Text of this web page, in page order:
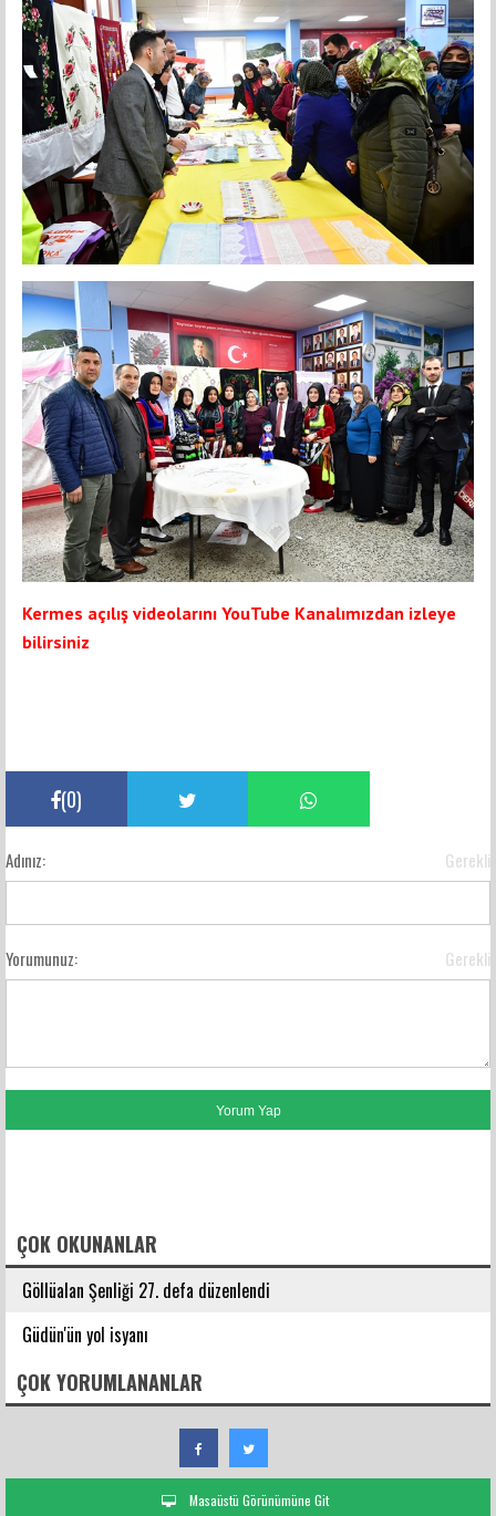
Kermes açılış videolarını YouTube Kanalımızdan izleye
bilirsiniz
(0)
Adınız: Gerekli
Yorumunuz: Gerekli
ÇOK OKUNANLAR
Göllüalan Şenliği 27. defa düzenlendi
Güdün'ün yol isyanı
ÇOK YORUMLANANLAR
Masaüstü Görünümüne Git